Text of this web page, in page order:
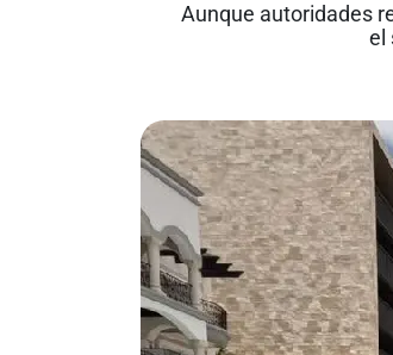
Aunque autoridades
el